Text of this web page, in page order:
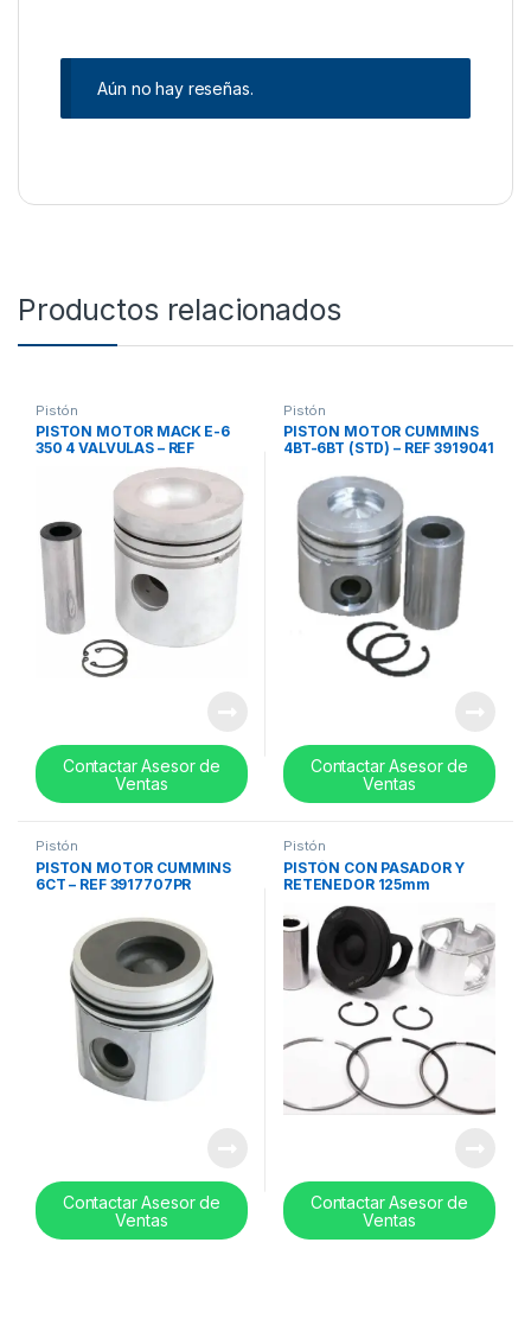
Aún no hay reseñas.
Productos relacionados
Pistón
PISTON MOTOR MACK E-6
350 4 VALVULAS – REF
Contactar Asesor de
Ventas
Pistón
PISTON MOTOR CUMMINS
4BT-6BT (STD) – REF 3919041
Contactar Asesor de
Ventas
Pistón
PISTON MOTOR CUMMINS
6CT – REF 3917707PR
Contactar Asesor de
Ventas
Pistón
PISTÓN CON PASADOR Y
RETENEDOR 125mm
CUMMINS ISM – REF 4025158
Contactar Asesor de
Ventas